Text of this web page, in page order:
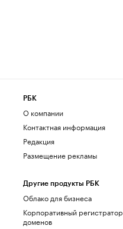
РБК
О компании
Контактная информация
Редакция
Размещение рекламы
Другие продукты РБК
Облако для бизнеса
Корпоративный регистратор
доменов